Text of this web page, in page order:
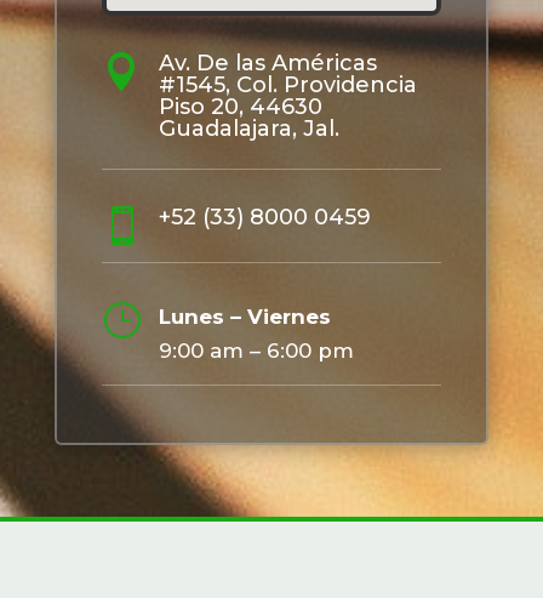

Av. De las Américas
#1545, Col. Providencia
Piso 20, 44630
Guadalajara, Jal.
 +52 (33) 8000 0459
}
Lunes – Viernes
9:00 am – 6:00 pm